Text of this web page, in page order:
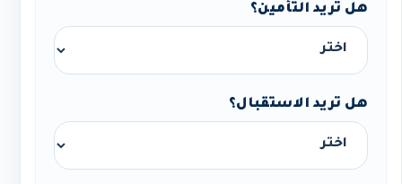
هل تريد التأمين؟
هل تريد الاستقبال؟